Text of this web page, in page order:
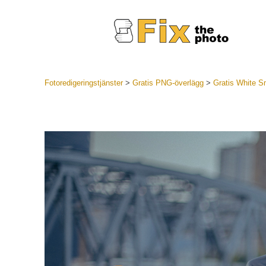
Best Deal
Fotoredigeringstjänster> Gratis PNG-överlägg> Gratis White